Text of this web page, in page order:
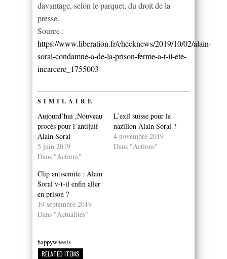
davantage, selon le parquet, du droit de la
presse.
Source :
https://www.liberation.fr/checknews/2019/10/02/alain-
soral-condamne-a-de-la-prison-ferme-a-t-il-ete-
incarcere_1755003
SIMILAIRE
Aujourd’hui ,Nouveau
procès pour l’antijuif
Alain Soral
5 juin 2019
Dans "Actions"
L’exil suisse pour le
nazillon Alain Soral ?
4 novembre 2019
Dans "Actions"
Clip antisemite : Alain
Soral v-t-il enfin aller
en prison ?
19 septembre 2019
Dans "Actualités"
happywheels
RELATED ITEMS